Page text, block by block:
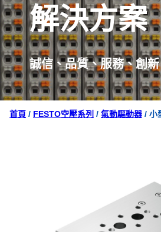
解決方案
誠信、品質、服務、創新
首頁 / FESTO空壓系列 / 氣動驅動器 / 小